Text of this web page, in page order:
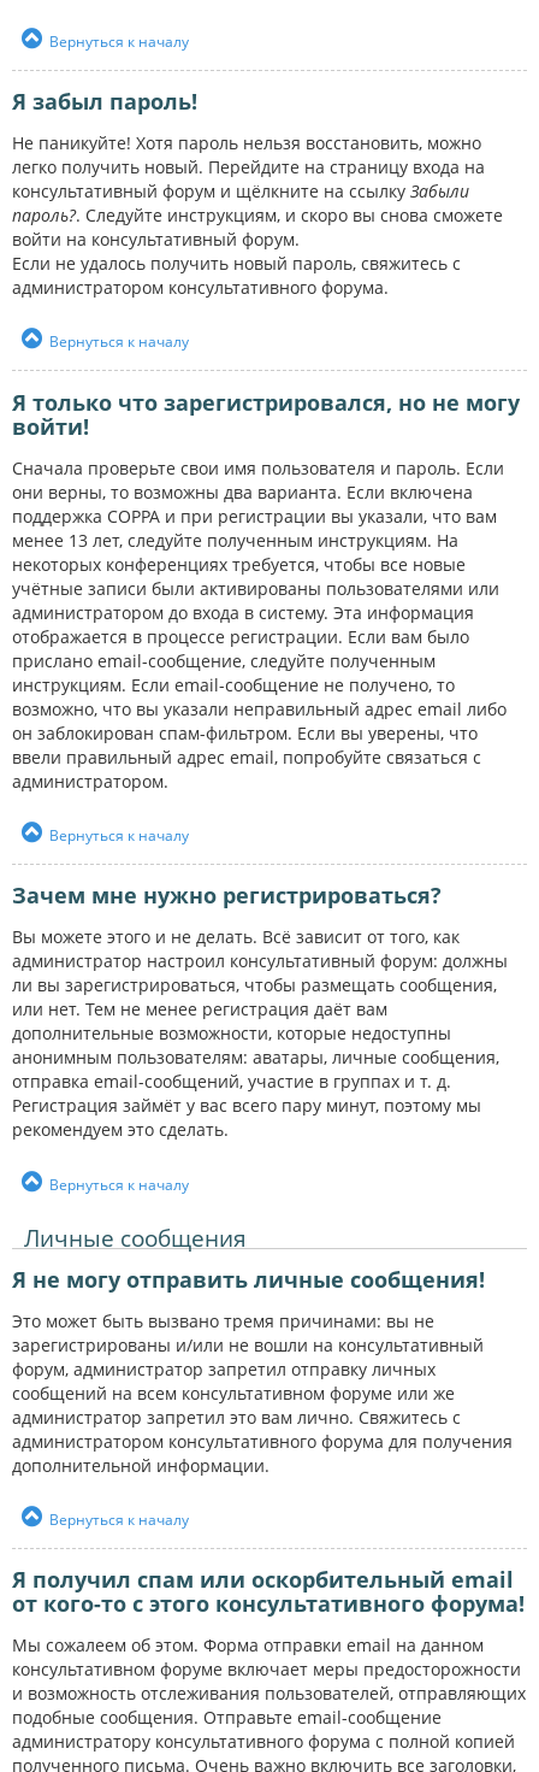
Вернуться к началу
Я забыл пароль!
Не паникуйте! Хотя пароль нельзя восстановить, можно
легко получить новый. Перейдите на страницу входа на
консультативный форум и щёлкните на ссылку Забыли
пароль?. Следуйте инструкциям, и скоро вы снова сможете
войти на консультативный форум.
Если не удалось получить новый пароль, свяжитесь с
администратором консультативного форума.
Вернуться к началу
Я только что зарегистрировался, но не могу
войти!
Сначала проверьте свои имя пользователя и пароль. Если
они верны, то возможны два варианта. Если включена
поддержка COPPA и при регистрации вы указали, что вам
менее 13 лет, следуйте полученным инструкциям. На
некоторых конференциях требуется, чтобы все новые
учётные записи были активированы пользователями или
администратором до входа в систему. Эта информация
отображается в процессе регистрации. Если вам было
прислано email-сообщение, следуйте полученным
инструкциям. Если email-сообщение не получено, то
возможно, что вы указали неправильный адрес email либо
он заблокирован спам-фильтром. Если вы уверены, что
ввели правильный адрес email, попробуйте связаться с
администратором.
Вернуться к началу
Зачем мне нужно регистрироваться?
Вы можете этого и не делать. Всё зависит от того, как
администратор настроил консультативный форум: должны
ли вы зарегистрироваться, чтобы размещать сообщения,
или нет. Тем не менее регистрация даёт вам
дополнительные возможности, которые недоступны
анонимным пользователям: аватары, личные сообщения,
отправка email-сообщений, участие в группах и т. д.
Регистрация займёт у вас всего пару минут, поэтому мы
рекомендуем это сделать.
Вернуться к началу
Личные сообщения
Я не могу отправить личные сообщения!
Это может быть вызвано тремя причинами: вы не
зарегистрированы и/или не вошли на консультативный
форум, администратор запретил отправку личных
сообщений на всем консультативном форуме или же
администратор запретил это вам лично. Свяжитесь с
администратором консультативного форума для получения
дополнительной информации.
Вернуться к началу
Я получил спам или оскорбительный email
от кого-то с этого консультативного форума!
Мы сожалеем об этом. Форма отправки email на данном
консультативном форуме включает меры предосторожности
и возможность отслеживания пользователей, отправляющих
подобные сообщения. Отправьте email-сообщение
администратору консультативного форума с полной копией
полученного письма. Очень важно включить все заголовки,